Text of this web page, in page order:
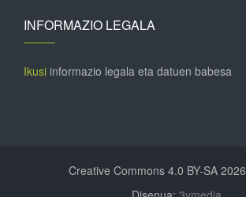
INFORMAZIO LEGALA
Ikusi informazio legala eta datuen babesa
Creative Commons 4.0 BY-SA 2026